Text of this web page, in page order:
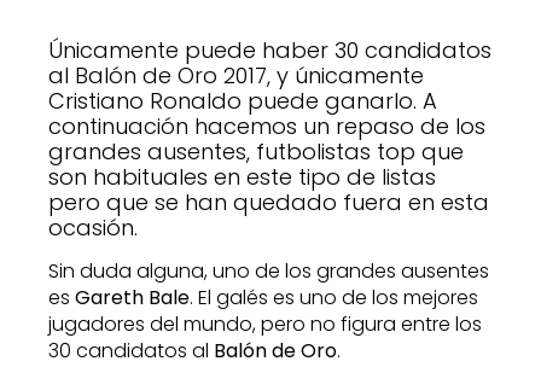
Únicamente puede haber 30 candidatos
al Balón de Oro 2017, y únicamente
Cristiano Ronaldo puede ganarlo. A
continuación hacemos un repaso de los
grandes ausentes, futbolistas top que
son habituales en este tipo de listas
pero que se han quedado fuera en esta
ocasión.
Sin duda alguna, uno de los grandes ausentes
es Gareth Bale. El galés es uno de los mejores
jugadores del mundo, pero no figura entre los
30 candidatos al Balón de Oro.